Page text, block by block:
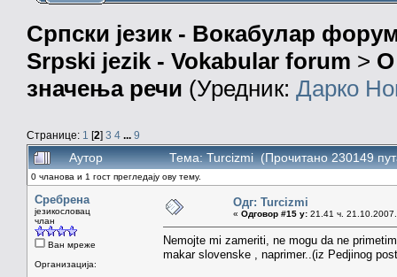
Српски језик - Вокабулар
Srpski jezik - Vokabular forum > О
значења речи (Уредник: Дарко
Странице: 1 [2] 3 4 ... 9
Аутор Тема: Turcizmi (Прочитано 230149
0 чланова и 1 гост прегледају ову тему.
Сребрена
језикословац
члан
Ван мреже
Организација:
Одг: Turcizmi
« Одговор #15 у: 21.41 ч.
Nemojte mi zameriti, ne mogu da ne
makar slovenske , naprimer..(iz Pedjinog